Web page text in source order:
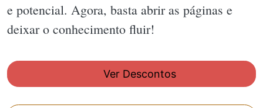
e potencial. Agora, basta abrir as páginas e
deixar o conhecimento fluir!
Ver Descontos